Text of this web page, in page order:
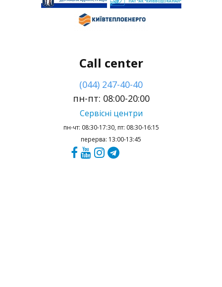
Call center
(044) 247-40-40
пн-пт: 08:00-20:00
Сервісні центри
пн-чт: 08:30-17:30, пт: 08:30-16:15
перерва: 13:00-13:45